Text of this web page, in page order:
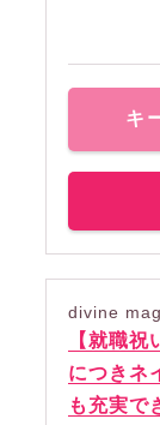
キ
divine
【就職
につき
も充実で